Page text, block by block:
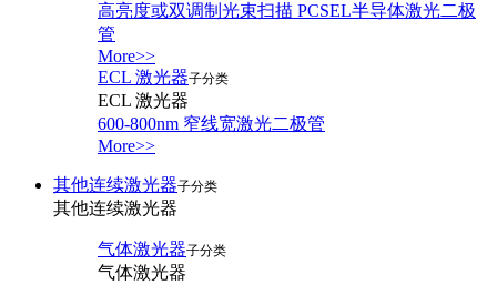
高亮度或双调制光束扫描 PCSEL半导体激光二极
管
More>>
ECL 激光器子分类
ECL 激光器
600-800nm 窄线宽激光二极管
More>>
其他连续激光器子分类
其他连续激光器
气体激光器子分类
气体激光器